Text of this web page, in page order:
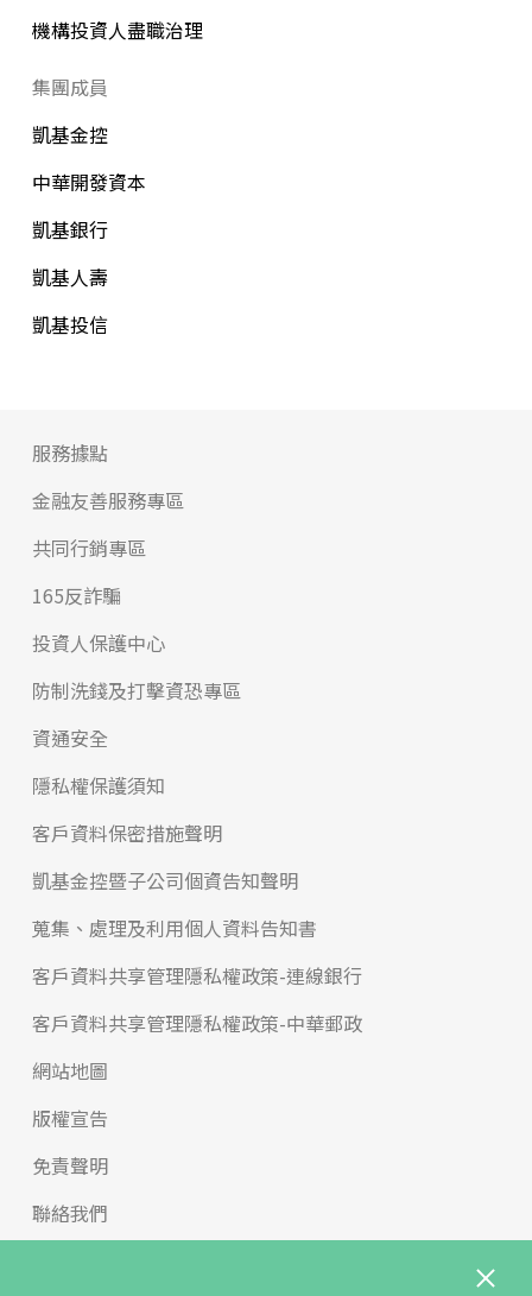
機構投資人盡職治理
集團成員
凱基金控
中華開發資本
凱基銀行
凱基人壽
凱基投信
服務據點
金融友善服務專區
共同行銷專區
165反詐騙
投資人保護中心
防制洗錢及打擊資恐專區
資通安全
隱私權保護須知
客戶資料保密措施聲明
凱基金控暨子公司個資告知聲明
蒐集、處理及利用個人資料告知書
客戶資料共享管理隱私權政策-連線銀行
客戶資料共享管理隱私權政策-中華郵政
網站地圖
版權宣告
免責聲明
聯絡我們